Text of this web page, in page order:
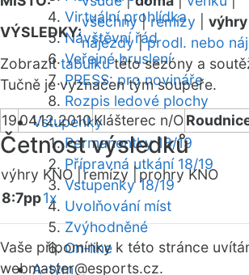
Virtuální prohlídka
Návštěvní řád
Veřejné bruslení
PRESS: pro novináře
Rozpis ledové plochy
Vstupenky
Permanentky 18/19
Přípravná utkání 18/19
Vstupenky 18/19
Uvolňování míst
Zvýhodněné
On-line
A-tým
VÝSLEDKY:
všechny|remízy
nájezdy|prodl. nebo
Zobrazittabulkutéto sezóny a
Tučně je vyznačen tým soupeře.
1904.12.2010Klášterec n/O
Četnost výsledků
výhry KNO |remízy |prohry KNO
8:7pp1x
Vaše připomínky k této stránce
webmaster@esports.cz.